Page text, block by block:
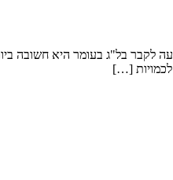
לקבר בל"ג בעומר היא חשובה
[…]